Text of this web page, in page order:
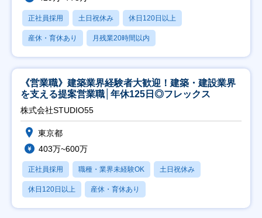
正社員採用 土日祝休み 休日120日以上
産休・育休あり 月残業20時間以内
《営業職》建築業界経験者大歓迎！建築・建設業界
を支える提案営業職│年休125日◎フレックス
株式会社STUDIO55
東京都
403万~600万
正社員採用 職種・業界未経験OK 土日祝休み
休日120日以上 産休・育休あり